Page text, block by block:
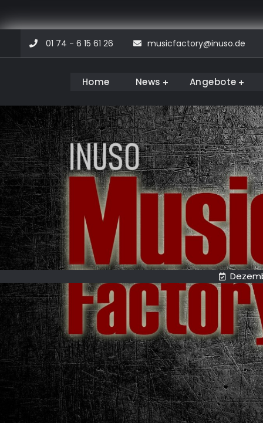
content
01 74 - 6 15 61 26 musicfactory@inuso.de
Musicfactory
Home News Angebote